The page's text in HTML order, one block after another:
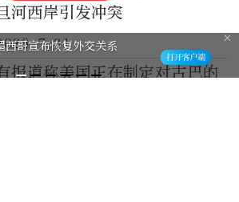
河西岸引发冲突
7-31
报道称美国正在制定对古巴的
西哥宣布恢复外交关系